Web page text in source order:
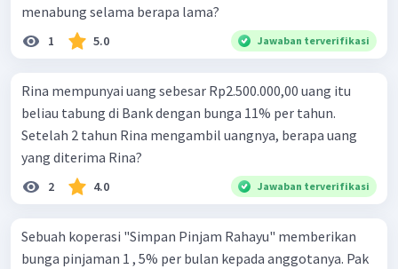
menabung selama berapa lama?
1 5.0 Jawaban terverifikasi
Rina mempunyai uang sebesar Rp2.500.000,00 uang itu
beliau tabung di Bank dengan bunga 11% per tahun.
Setelah 2 tahun Rina mengambil uangnya, berapa uang
yang diterima Rina?
2 4.0 Jawaban terverifikasi
Sebuah koperasi "Simpan Pinjam Rahayu" memberikan
bunga pinjaman 1 , 5% per bulan kepada anggotanya. Pak